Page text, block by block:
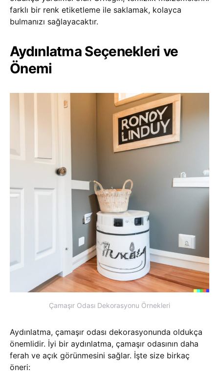
farklı bir renk etiketleme ile saklamak, kolayca
bulmanızı sağlayacaktır.
Aydınlatma Seçenekleri ve
Önemi
Çamaşır Odası Dekorasyonu Örnekleri
Aydınlatma, çamaşır odası dekorasyonunda oldukça
önemlidir. İyi bir aydınlatma, çamaşır odasının daha
ferah ve açık görünmesini sağlar. İşte size birkaç
öneri: